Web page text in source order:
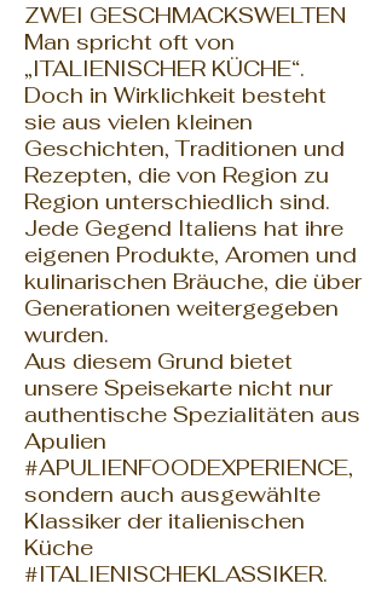
ZWEI GESCHMACKSWELTEN
Man spricht oft von
„ITALIENISCHER KÜCHE“.
Doch in Wirklichkeit besteht
sie aus vielen kleinen
Geschichten, Traditionen und
Rezepten, die von Region zu
Region unterschiedlich sind.
Jede Gegend Italiens hat ihre
eigenen Produkte, Aromen und
kulinarischen Bräuche, die über
Generationen weitergegeben
wurden.
Aus diesem Grund bietet
unsere Speisekarte nicht nur
authentische Spezialitäten aus
Apulien
#APULIENFOODEXPERIENCE,
sondern auch ausgewählte
Klassiker der italienischen
Küche
#ITALIENISCHEKLASSIKER.